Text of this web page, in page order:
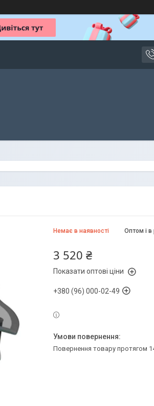
Немає в наявності Оптом і в
3 520 ₴
Показати оптові ціни
+380 (96) 000-02-49
повернення товару протягом